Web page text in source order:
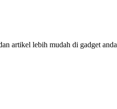
artikel lebih mudah di gadget anda